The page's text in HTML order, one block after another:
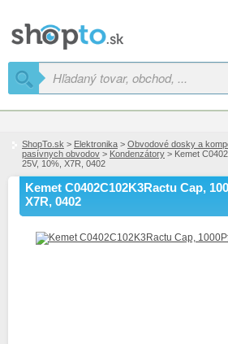
ShopTo.sk > Elektronika > Obvodové dosky a
pasívnych obvodov > Kondenzátory > Kemet
25V, 10%, X7R, 0402
Kemet C0402C102K3Ractu Cap,
X7R, 0402